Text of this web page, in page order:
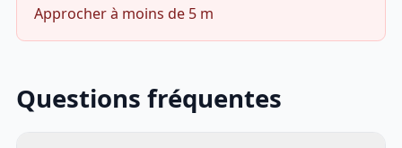
Approcher à moins de 5 m
Questions fréquentes